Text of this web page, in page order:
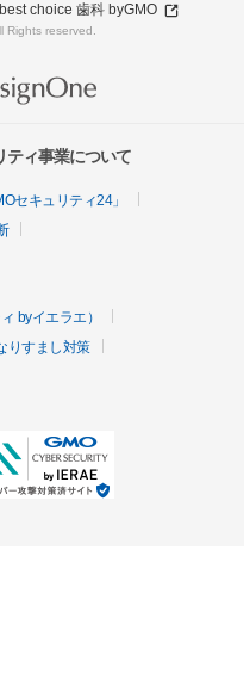
best choice 歯科 byGMO
Rights reserved.
ティ事業について
セキュリティ24」
byイエラエ）
りすまし対策